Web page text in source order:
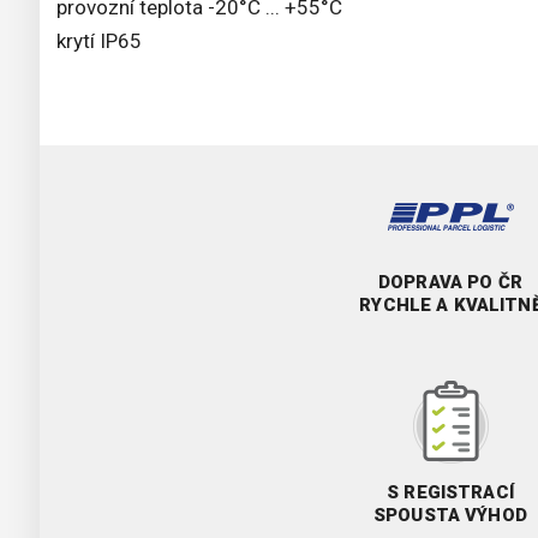
provozní teplota -20°C ... +55°C
krytí IP65
DOPRAVA PO ČR
RYCHLE A
S REGISTRACÍ
SPOUSTA VÝHOD